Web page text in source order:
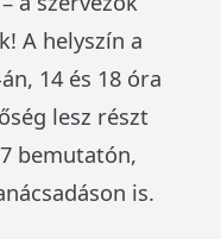
A helyszín a
14 és 18 óra
lesz részt
bemutatón,
is.